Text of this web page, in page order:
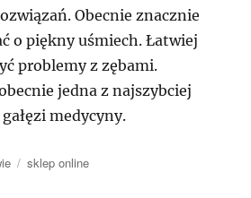
Obecnie znacznie
o piękny uśmiech. Łatwiej
problemy z zębami.
jedna z najszybciej
medycyny.
Tagi
sklep online